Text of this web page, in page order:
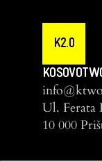
K2.0
Ul. Ferata
10 000